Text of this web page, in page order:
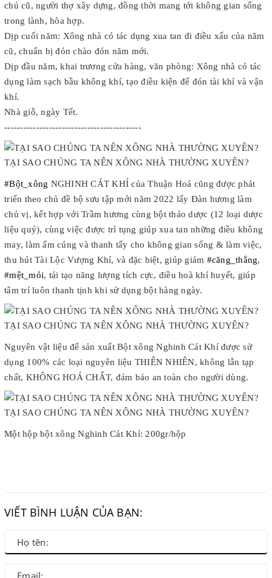
chủ cũ, người thợ xây dựng, đồng thời mang tới không gian sống
trong lành, hòa hợp.
Dịp cuối năm: Xông nhà có tác dụng xua tan đi điều xấu của năm
cũ, chuẩn bị đón chào đón năm mới.
Dịp đầu năm, khai trương cửa hàng, văn phòng: Xông nhà có tác
dụng làm sạch bầu không khí, tạo điều kiện để đón tài khí và vận
khí.
Nhà giỗ, ngày Tết.
-------------------------------------------
#Bột_xông NGHINH CÁT KHÍ của Thuận Hoá cũng được phát
triển theo chủ đề bộ sưu tập mới năm 2022 lấy Đàn hương làm
chủ vị, kết hợp với Trầm hương cùng bột thảo dược (12 loại dược
liệu quý), cùng việc được trì tụng giúp xua tan những điều không
may, làm ấm cúng và thanh tẩy cho không gian sống & làm việc,
thu hút Tài Lộc Vượng Khí, và đặc biệt, giúp giảm #căng_thẳng,
#mệt_mỏi, tái tạo năng lượng tích cực, điều hoà khí huyết, giúp
tâm trí luôn thanh tịnh khi sử dụng bột hàng ngày.
Nguyên vật liệu để sản xuất Bột xông Nghinh Cát Khí được sử
dụng 100% các loại nguyên liệu THIÊN NHIÊN, không lẫn tạp
chất, KHÔNG HOÁ CHẤT, đảm bảo an toàn cho người dùng.
Một hộp bột xông Nghinh Cát Khí: 200gr/hộp
VIẾT BÌNH LUẬN CỦA BẠN: